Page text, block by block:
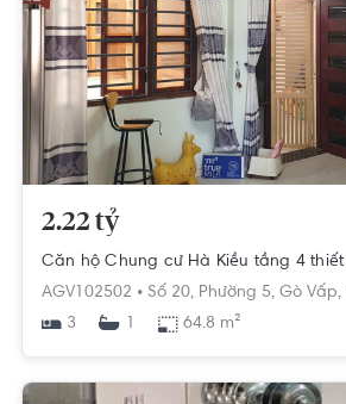
2.22 tỷ
AGV102502 • Số 20, Phường 5, Gò Vấp,
3
1 64.8 m²